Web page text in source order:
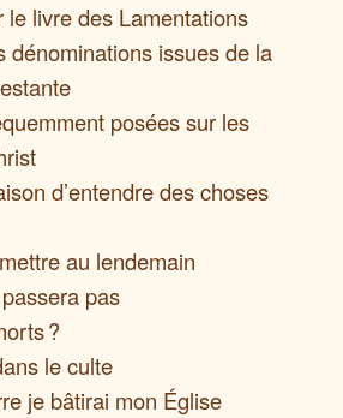
le livre des Lamentations
dénominations issues de la
posées sur les
d’entendre des choses
au lendemain
pas
?
le culte
je bâtirai mon Église